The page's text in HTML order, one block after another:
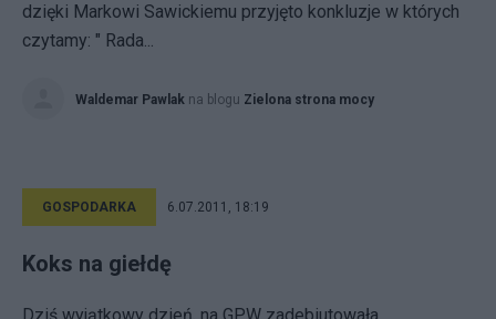
dzięki Markowi Sawickiemu przyjęto konkluzje w których
czytamy: " Rada...
Waldemar Pawlak na blogu Zielona strona mocy
GOSPODARKA 6.07.2011, 18:19
Koks na giełdę